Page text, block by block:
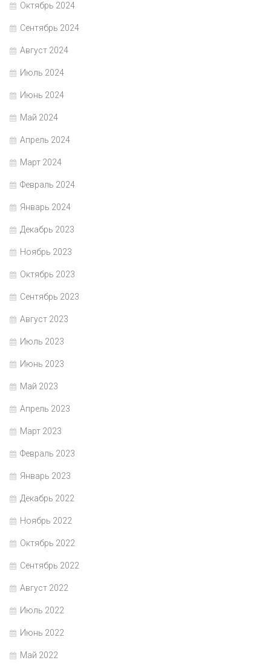
Октябрь 2024
Сентябрь 2024
Август 2024
Июль 2024
Июнь 2024
Май 2024
Апрель 2024
Март 2024
Февраль 2024
Январь 2024
Декабрь 2023
Ноябрь 2023
Октябрь 2023
Сентябрь 2023
Август 2023
Июль 2023
Июнь 2023
Май 2023
Апрель 2023
Март 2023
Февраль 2023
Январь 2023
Декабрь 2022
Ноябрь 2022
Октябрь 2022
Сентябрь 2022
Август 2022
Июль 2022
Июнь 2022
Май 2022